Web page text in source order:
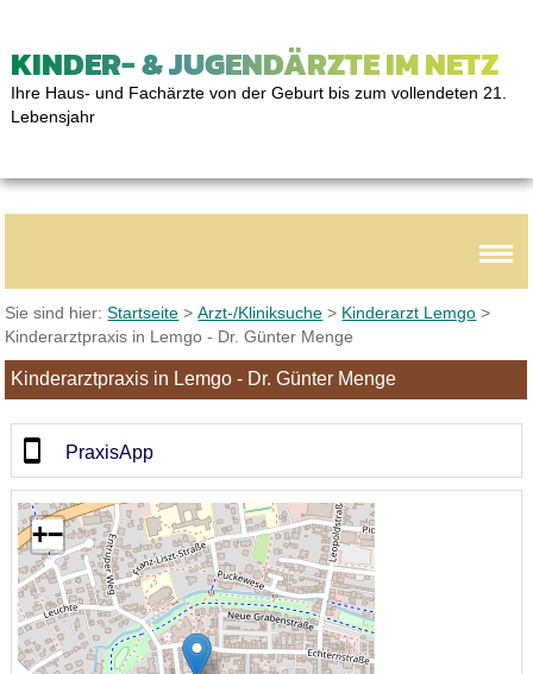
KINDER- & JUGENDÄRZTE IM NETZ
Ihre Haus- und Fachärzte von der Geburt bis zum vollendeten 21.
Lebensjahr
Sie sind hier:Startseite >Arzt-/Kliniksuche > Kinderarzt Lemgo >
Kinderarztpraxis in Lemgo - Dr. Günter Menge
Kinderarztpraxis in Lemgo - Dr. Günter Menge
PraxisApp
+−